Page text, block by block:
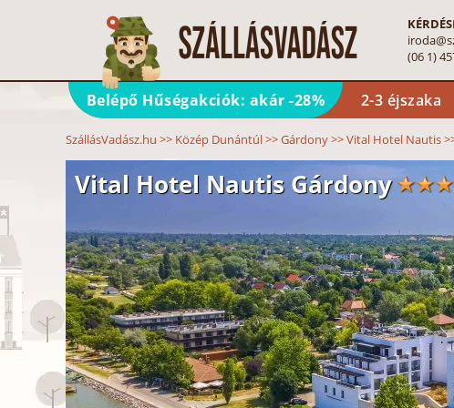
(06 1)
Belépő Hűségakciók: akár -28% 2-3 éjszaka
SzállásVadász.hu >> Közép Dunántúl>>Gárdony>>Vital Hotel Nautis
Vital Hotel Nautis Gárdony